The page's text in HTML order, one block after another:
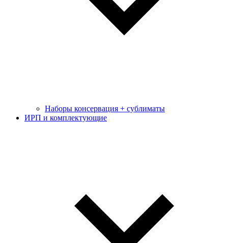
Наборы консервация + сублиматы
ИРП и комплектующие